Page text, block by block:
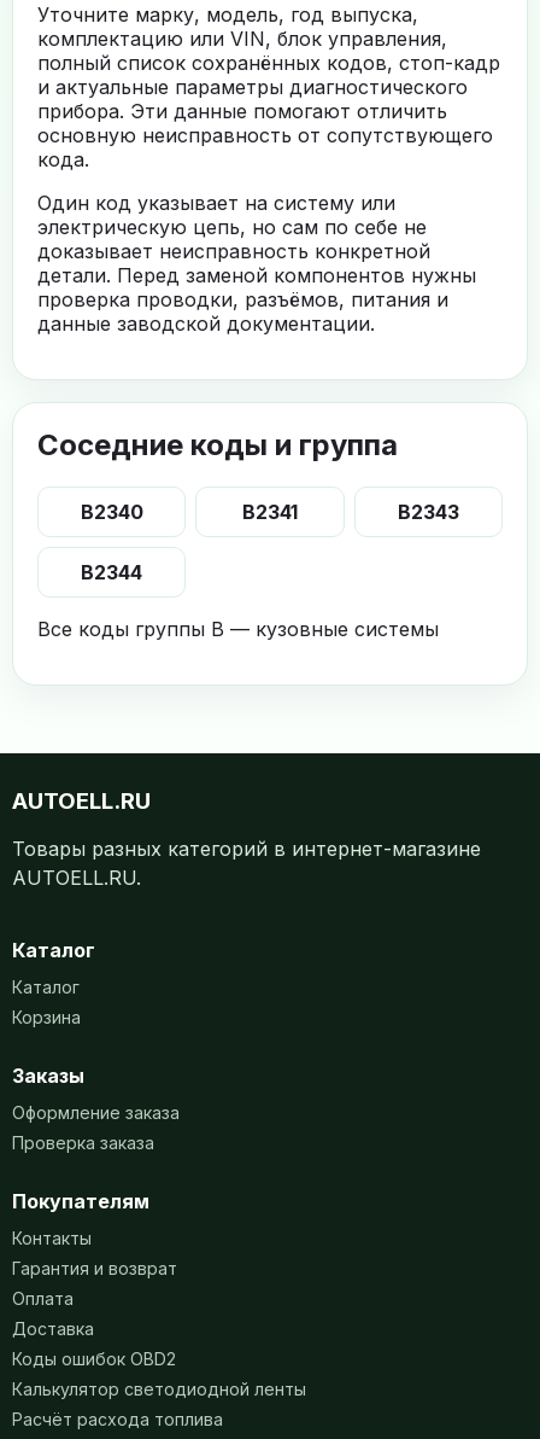
Уточните марку, модель, год выпуска,
комплектацию или VIN, блок управления,
полный список сохранённых кодов, стоп-кадр
и актуальные параметры диагностического
прибора. Эти данные помогают отличить
основную неисправность от сопутствующего
кода.
Один код указывает на систему или
электрическую цепь, но сам по себе не
доказывает неисправность конкретной
детали. Перед заменой компонентов нужны
проверка проводки, разъёмов, питания и
данные заводской документации.
Соседние коды и группа
B2340 B2341 B2343
B2344
Все коды группы B — кузовные системы
AUTOELL.RU
Товары разных категорий в интернет-магазине
AUTOELL.RU.
Каталог
Каталог
Корзина
Заказы
Оформление заказа
Проверка заказа
Покупателям
Контакты
Гарантия и возврат
Оплата
Доставка
Коды ошибок OBD2
Калькулятор светодиодной ленты
Расчёт расхода топлива